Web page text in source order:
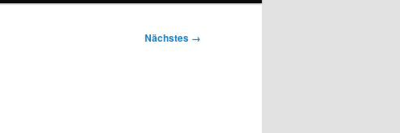
Nächstes →